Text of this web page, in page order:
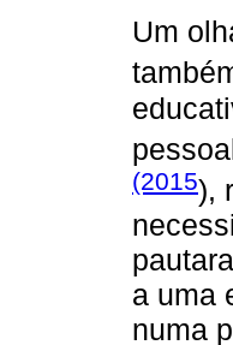
Um
(2015),
a uma
numa